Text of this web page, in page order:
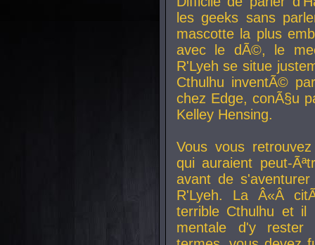
les geeks sans
mascotte la plus
avec le dÃ©, le
R'Lyeh se situe
Cthulhu inventÃ©
chez Edge, conÃ§u
Kelley Hensing.
Vous vous
qui auraient peut-
avant de
R'Lyeh. La Â«Â
terrible Cthulhu et
mentale d'y rester